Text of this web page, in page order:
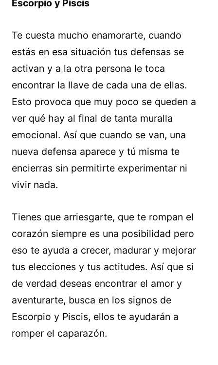
Escorpio y Piscis
Te cuesta mucho enamorarte, cuando
estás en esa situación tus defensas se
activan y a la otra persona le toca
encontrar la llave de cada una de ellas.
Esto provoca que muy poco se queden a
ver qué hay al final de tanta muralla
emocional. Así que cuando se van, una
nueva defensa aparece y tú misma te
encierras sin permitirte experimentar ni
vivir nada.
Tienes que arriesgarte, que te rompan el
corazón siempre es una posibilidad pero
eso te ayuda a crecer, madurar y mejorar
tus elecciones y tus actitudes. Así que si
de verdad deseas encontrar el amor y
aventurarte, busca en los signos de
Escorpio y Piscis, ellos te ayudarán a
romper el caparazón.